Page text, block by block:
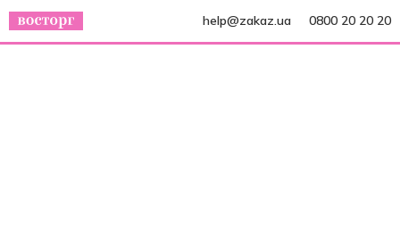
help@zakaz.ua 0800 20 20 20